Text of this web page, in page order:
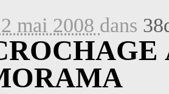
mai 2008 dans